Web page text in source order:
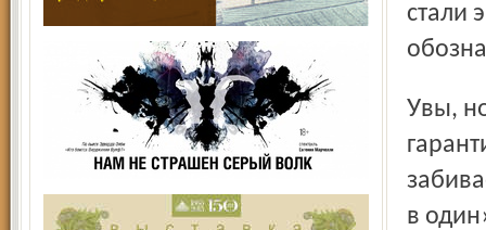
стали
Увы, но территориальное преимущество отнюдь не
в